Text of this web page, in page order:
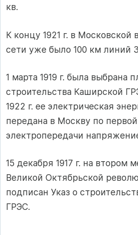
кв.
К концу 1921 г. в Московской
сети уже было 100 км линий
1 марта 1919 г. была выбрана
строительства Каширской
1922 г. ее электрическая
передана в Москву по
электропередачи
15 декабря 1917 г. на втором
Великой Октябрьской
подписан Указ о
ГРЭС.